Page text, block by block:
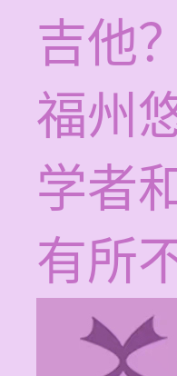
吉他？
福州
学者
有所